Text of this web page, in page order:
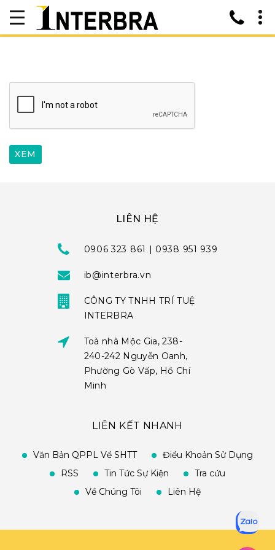
LIÊN HỆ
0906 323 861 | 0938 951 939
ib@interbra.vn
CÔNG TY TNHH TRÍ TUỆ
INTERBRA
Toà nhà Mộc Gia, 238-
240-242 Nguyễn Oanh,
Phường Gò Vấp, Hồ Chí
Minh
LIÊN KẾT NHANH
Văn Bản QPPL Về SHTT
Điều Khoản Sử Dụng
RSS
Tin Tức Sự Kiện
Tra cứu
Về Chúng Tôi
Liên Hệ